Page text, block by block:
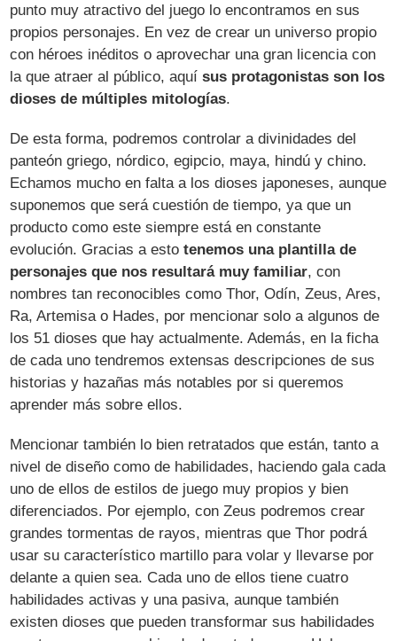
punto muy atractivo del juego lo encontramos en sus
propios personajes. En vez de crear un universo propio
con héroes inéditos o aprovechar una gran licencia con
la que atraer al público, aquísus protagonistas son los
dioses de múltiples mitologías.
De esta forma, podremos controlar a divinidades del
panteón griego, nórdico, egipcio, maya, hindú y chino.
Echamos mucho en falta a los dioses japoneses, aunque
suponemos que será cuestión de tiempo, ya que un
producto como este siempre está en constante
evolución. Gracias a estotenemos una plantilla de
personajes que nos resultará muy familiar, con
nombres tan reconocibles como Thor, Odín, Zeus, Ares,
Ra, Artemisa o Hades, por mencionar solo a algunos de
los 51 dioses que hay actualmente. Además, en la ficha
de cada uno tendremos extensas descripciones de sus
historias y hazañas más notables por si queremos
aprender más sobre ellos.
Mencionar también lo bien retratados que están, tanto a
nivel de diseño como de habilidades, haciendo gala cada
uno de ellos de estilos de juego muy propios y bien
diferenciados. Por ejemplo, con Zeus podremos crear
grandes tormentas de rayos, mientras que Thor podrá
usar su característico martillo para volar y llevarse por
delante a quien sea. Cada uno de ellos tiene cuatro
habilidades activas y una pasiva, aunque también
existen dioses que pueden transformar sus habilidades